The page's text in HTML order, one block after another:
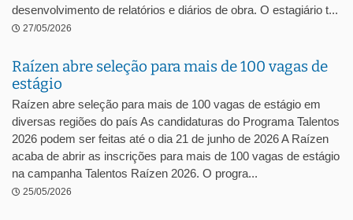
desenvolvimento de relatórios e diários de obra. O estagiário t...
27/05/2026
Raízen abre seleção para mais de 100 vagas de
estágio
Raízen abre seleção para mais de 100 vagas de estágio em
diversas regiões do país As candidaturas do Programa Talentos
2026 podem ser feitas até o dia 21 de junho de 2026 A Raízen
acaba de abrir as inscrições para mais de 100 vagas de estágio
na campanha Talentos Raízen 2026. O progra...
25/05/2026